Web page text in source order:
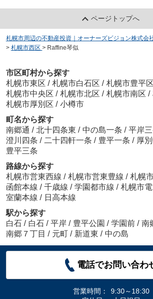
ページトップへ
札幌市周辺の不動産投資｜オーナーズビジョン株式会
> 札幌市西区 > Raffine琴似
市区町村から探す
札幌市東区 / 札幌市白石区 / 札幌市豊平区
札幌市中央区 / 札幌市北区 / 札幌市南区 /
札幌市厚別区 / 小樽市
町名から探す
南郷通 / 北十四条東 / 中の島一条 / 平岸
澄川四条 / 二十四軒一条 / 豊平一条 / 厚
豊平三条
路線から探す
札幌市営東西線 / 札幌市営東豊線 / 札幌
函館本線 / 千歳線 / 学園都市線 / 札幌市
室蘭本線 / 日高本線
駅から探す
白石 / 白石 / 平岸 / 豊平公園 / 学園前 / 南
南郷７丁目 / 元町 / 新道東 / 中の島
電話でお問い合わ
営業時間：
9:30～18:30